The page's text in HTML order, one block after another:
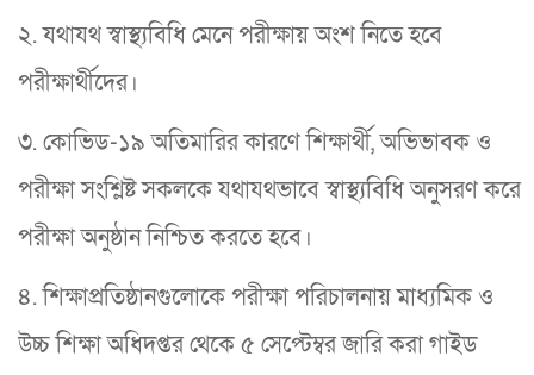
২. যথাযথ স্বাস্থ্যবিধি মেনে পরীক্ষায় অংশ নিতে হবে
পরীক্ষার্থীদের।
৩. কোভিড-১৯ অতিমারির কারণে শিক্ষার্থী, অভিভাবক ও
পরীক্ষা সংশ্লিষ্ট সকলকে যথাযথভাবে স্বাস্থ্যবিধি অনুসরণ করে
পরীক্ষা অনুষ্ঠান নিশ্চিত করতে হবে।
৪. শিক্ষাপ্রতিষ্ঠানগুলোকে পরীক্ষা পরিচালনায় মাধ্যমিক ও
উচ্চ শিক্ষা অধিদপ্তর থেকে ৫ সেপ্টেম্বর জারি করা গাইড